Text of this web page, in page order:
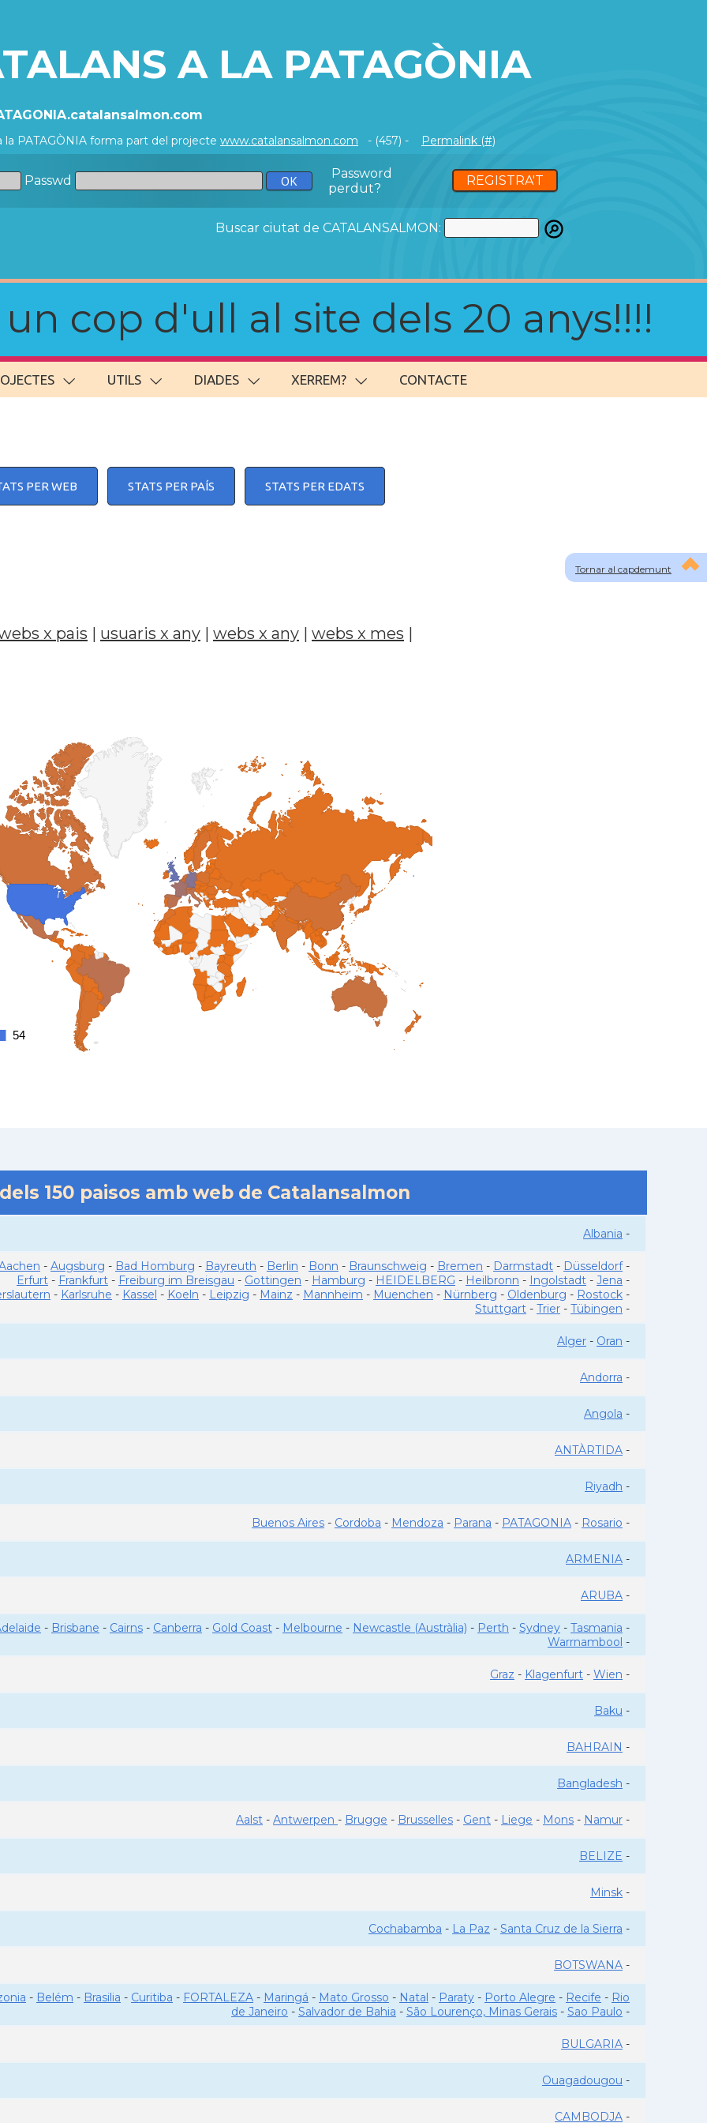
A LA PATAGÒNIA
la PATAGÒNIA forma part del projecte www.catalansalmon.com - (457) - Permalink (#)
Passwd
Password
perdut?
REGISTRA'T
Buscar ciutat de CATALANSALMON:
cop d'ull al site dels 20 anys!!!!
UTILS DIADES XERREM? CONTACTE
Tornar al capdemunt
PER WEB STATS PER PAÍS STATS PER EDATS
x pais | usuaris x any | webs x any | webs x mes |
54
54
150 paisos amb web de Catalansalmon
Albania -
- Augsburg - Bad Homburg - Bayreuth - Berlin - Bonn - Braunschweig - Bremen - Darmstadt - Düsseldorf-
Erfurt - Frankfurt - Freiburg im Breisgau - Gottingen - Hamburg - HEIDELBERG - Heilbronn - Ingolstadt - Jena -
- Karlsruhe - Kassel - Koeln - Leipzig - Mainz - Mannheim - Muenchen - Nürnberg - Oldenburg - Rostock -
Stuttgart - Trier - Tübingen -
Alger - Oran -
Andorra -
Angola -
ANTÀRTIDA -
Riyadh -
Buenos Aires - Cordoba - Mendoza - Parana - PATAGONIA - Rosario -
ARMENIA -
ARUBA -
- Brisbane - Cairns - Canberra - Gold Coast - Melbourne - Newcastle (Austràlia) - Perth - Sydney - Tasmania -
Warrnambool -
Graz - Klagenfurt - Wien -
Baku -
BAHRAIN -
Bangladesh -
Aalst - Antwerpen - Brugge - Brusselles - Gent - Liege - Mons - Namur -
BELIZE -
Minsk -
Cochabamba - La Paz - Santa Cruz de la Sierra -
BOTSWANA -
- Belém - Brasilia - Curitiba - FORTALEZA - Maringá - Mato Grosso - Natal - Paraty - Porto Alegre - Recife - Rio
de Janeiro - Salvador de Bahia - São Lourenço, Minas Gerais - Sao Paulo -
BULGARIA -
Ouagadougou -
CAMBODJA -